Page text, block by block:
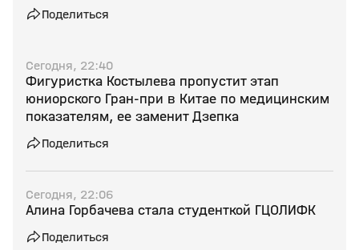
Поделиться
Сегодня, 22:40
Фигуристка Костылева пропустит этап
юниорского Гран‑при в Китае по медицинским
показателям, ее заменит Дзепка
Поделиться
Сегодня, 22:06
Алина Горбачева стала студенткой ГЦОЛИФК
Поделиться